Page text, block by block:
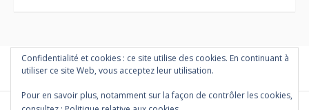
Confidentialité et cookies : ce site utilise des cookies. En continuant à
utiliser ce site Web, vous acceptez leur utilisation.
Pour en savoir plus, notamment sur la façon de contrôler les cookies,